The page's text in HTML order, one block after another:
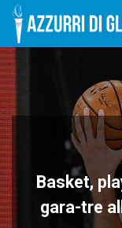
Basket,
gara-tre